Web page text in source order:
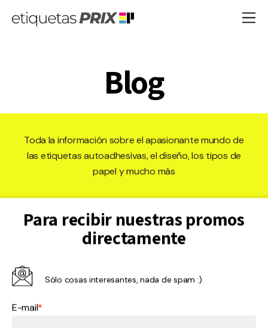
Blog
Toda la información sobre el apasionante mundo de
las etiquetas autoadhesivas, el diseño, los tipos de
papel y mucho más
Para recibir nuestras promos
directamente
Sólo cosas interesantes, nada de spam :)
E-mail